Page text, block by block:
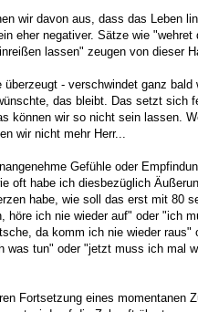
wir davon aus, dass das Leben
eher negativer. Sätze wie "wehret
lassen" zeugen von dieser
- verschwindet ganz bald
das bleibt. Das setzt sich
können wir so nicht sein lassen.
wir nicht mehr Herr...
Gefühle oder
oft habe ich diesbezüglich
habe, wie soll das erst mit 80
höre ich nie wieder auf" oder "ich
da komm ich nie wieder raus"
was tun" oder "jetzt muss ich mal
Fortsetzung eines momentanen